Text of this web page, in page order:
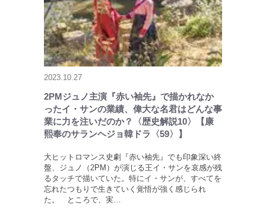
2023.10.27
2PMジュノ主演『赤い袖先』で描かれなか
ったイ・サンの業績、偉大な名君はどんな事
業に力を注いだのか？〈歴史解説10〉【康
熙奉のサランヘジョ韓ドラ〈59〉】
大ヒットロマンス史劇『赤い袖先』でも印象深い終
盤、ジュノ（2PM）が演じる王イ・サンを哀感が残
るタッチで描いていた。特にイ・サンが、すべてを
忘れたつもりで生きていく覚悟が強く感じられ
た。 ところで、実…